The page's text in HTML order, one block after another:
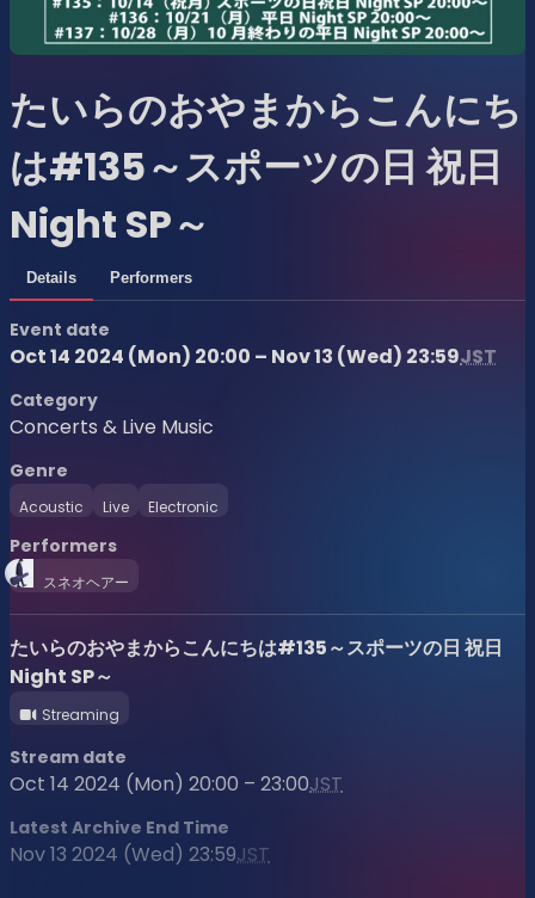
たいらのおやまからこんにち
は#135～スポーツの日 祝日
Night SP～
Details Performers
Event date
Oct 14 2024 (Mon) 20:00 – Nov 13 (Wed) 23:59JST
Category
Concerts & Live Music
Genre
Acoustic Live Electronic
Performers
スネオヘアー
たいらのおやまからこんにちは#135～スポーツの日 祝日
Night SP～
Streaming
Stream date
Oct 14 2024 (Mon) 20:00 – 23:00JST
Latest Archive End Time
Nov 13 2024 (Wed) 23:59JST